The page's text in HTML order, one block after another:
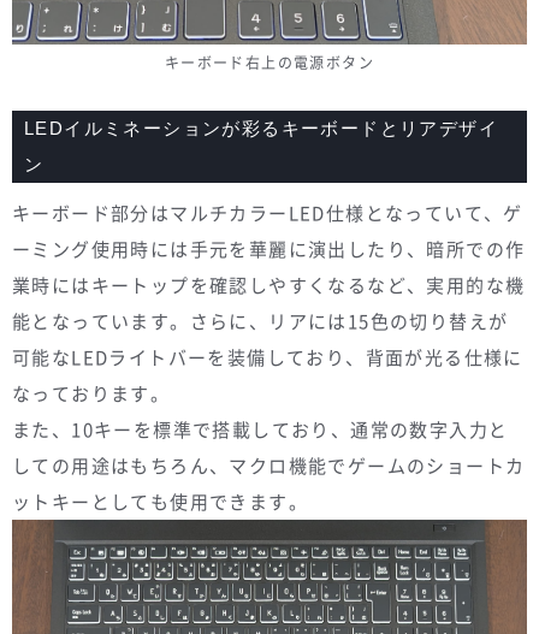
キーボード右上の電源ボタン
LEDイルミネーションが彩るキーボードとリアデザイ
ン
キーボード部分はマルチカラーLED仕様となっていて、ゲ
ーミング使用時には手元を華麗に演出したり、暗所での作
業時にはキートップを確認しやすくなるなど、実用的な機
能となっています。さらに、リアには15色の切り替えが
可能なLEDライトバーを装備しており、背面が光る仕様に
なっております。
また、10キーを標準で搭載しており、通常の数字入力と
しての用途はもちろん、マクロ機能でゲームのショートカ
ットキーとしても使用できます。